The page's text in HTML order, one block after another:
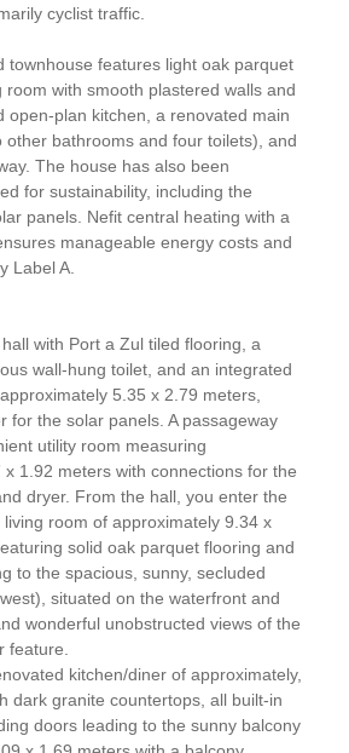
cyclist traffic.
townhouse features light oak parquet
room with smooth plastered walls and
open-plan kitchen, a renovated main
other bathrooms and four toilets), and
The house has also been
for sustainability, including the
panels. Nefit central heating with a
manageable energy costs and
Label A.
with Port a Zul tiled flooring, a
wall-hung toilet, and an integrated
5.35 x 2.79 meters,
for the solar panels. A passageway
utility room measuring
1.92 meters with connections for the
dryer. From the hall, you enter the
room of approximately 9.34 x
solid oak parquet flooring and
to the spacious, sunny, secluded
situated on the waterfront and
wonderful unobstructed views of the
feature.
kitchen/diner of approximately,
dark granite countertops, all built-in
doors leading to the sunny balcony